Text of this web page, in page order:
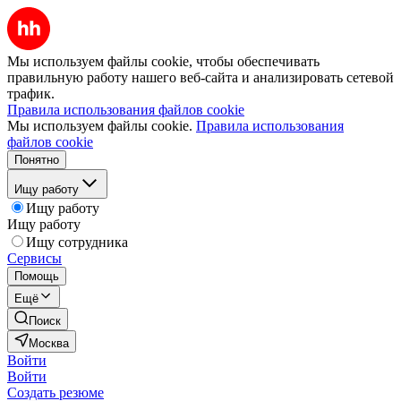
Мы используем файлы cookie, чтобы обеспечивать
правильную работу нашего веб-сайта и анализировать сетевой
трафик.
Правила использования файлов cookie
Мы используем файлы cookie. Правила использования
файлов cookie
Понятно
Ищу работу
Ищу работу
Ищу работу
Ищу сотрудника
Сервисы
Помощь
Ещё
Поиск
Москва
Войти
Войти
Создать резюме